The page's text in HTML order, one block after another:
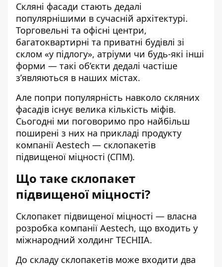
Скляні фасади стають дедалі
популярнішими в сучасній архітектурі.
Торговельні та офісні центри,
багатоквартирні та приватні будівлі зі
склом «у підлогу», атріуми чи будь-які інші
форми — такі об’єкти дедалі частіше
з’являються в наших містах.
Але попри популярність навколо скляних
фасадів існує велика кількість міфів.
Сьогодні ми поговоримо про найбільш
поширені з них на прикладі продукту
компанії Aestech — склопакетів
підвищеної міцності (СПМ).
Що таке склопакет
підвищеної міцності?
Склопакет підвищеної міцності — власна
розробка компанії Aestech, що входить у
міжнародний холдинг TECHIIA.
До складу склопакетів може входити два